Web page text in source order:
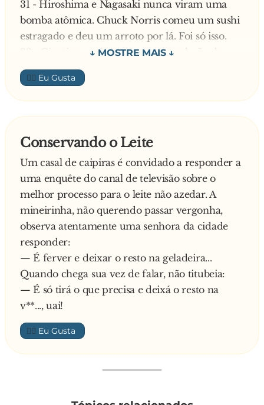
fácil fico freguês!
O homem levanta-se e sai andando, mas o
garçom grita:
— Ei, espere aí! Ainda falta uma palavra!
O homem responde, sem se virar:
31 - Hiroshima e Nagasaki nunca viram uma
bomba atômica. Chuck Norris comeu um sushi
estragado e deu um arroto por lá. Foi só isso.
32 - Cientistas estimaram que a explosão de
uma galáxia libera energia equivalente a 1
CNRhK (ou seja, um Chuck Norris's
Roundhouse Kick).
33 - Chuck Norris pode tocar no MC Hammer
34 - Quando Chuck Norris faz flexões, ele não
levanta o próprio peso. Ele empurra o planeta.
35 - Chuck Norris venceu o Campeonato
Mundial de Poker com um dois de paus e uma
carta "Saída Livre da Prisão" do Banco
Imobiliário.
36 - Deus precisava de 10 dias para construir o
mundo. Chuck Norris deu a ele 6 e olhe lá.
37 - Ozzy Osbourne morde cabeças de
morcegos. Chuck Norris morde cabeças de
Ozzy Osbournes.
38 - O título original para Star Wars era
"Skywalker: Texas Ranger", estrelando Chuck
Norris.
39 - Chuck Norris recusou o papel porque se
o resto da vida.
👍🏼
Conservando o Leite
Um casal de caipiras é convidado a responder a
uma enquête do canal de televisão sobre o
melhor processo para o leite não azedar. A
mineirinha, não querendo passar vergonha,
observa atentamente uma senhora da cidade
responder:
— É ferver e deixar o resto na geladeira...
Quando chega sua vez de falar, não titubeia:
— É só tirá o que precisa e deixá o resto na
v**..., uai!
👍🏼